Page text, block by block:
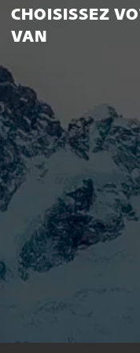
CHOISISSEZ
VAN